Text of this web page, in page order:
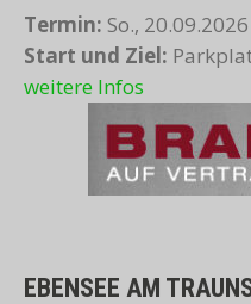
Termin: So., 20.09.2026
Start und Ziel:
weitere Infos
EBENSEE AM